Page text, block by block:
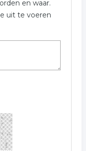
en waar.
uit te voeren